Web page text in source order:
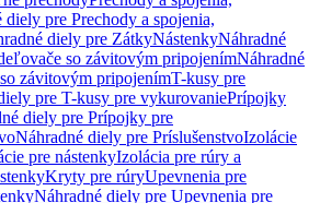
diely pre Prechody a spojenia,
diely pre ZátkyNástenkyNáhradné
so závitovým pripojenímNáhradné
závitovým pripojenímT-kusy pre
pre T-kusy pre vykurovaniePrípojky
diely pre Prípojky pre
Náhradné diely pre PríslušenstvoIzolácie
pre nástenkyIzolácia pre rúry a
Kryty pre rúryUpevnenia pre
Náhradné diely pre Upevnenia pre